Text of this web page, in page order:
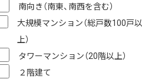
南向き（南東、南西を含む）
大規模マンション（総戸数100戸以
上）
タワーマンション（20階以上）
２階建て